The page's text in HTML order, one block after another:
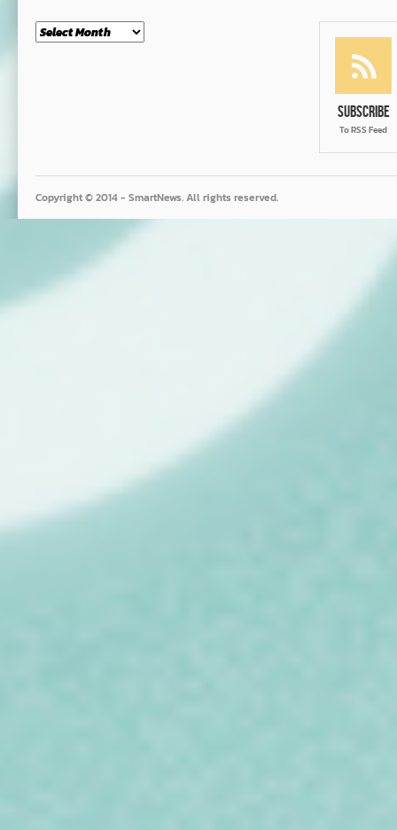
Month
Subscribe
To RSS Feed
Copyright © 2014 - SmartNews. All rights reserved.